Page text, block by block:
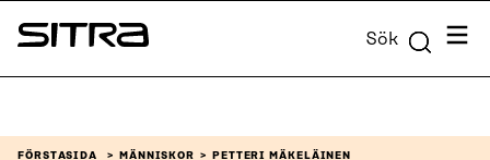
Skip to
content
Sitra Sök Meny
FÖRSTASIDA MÄNNISKOR PETTERI MÄKELÄINEN